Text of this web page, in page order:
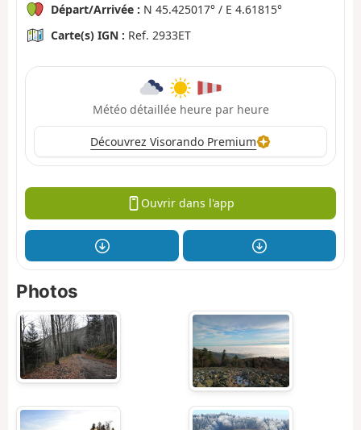
Départ/Arrivée : N 45.425017° / E 4.61815°
Carte(s) IGN : Ref. 2933ET
Météo détaillée heure par heure
Découvrez Visorando Premium
Ouvrir dans l'app
Photos